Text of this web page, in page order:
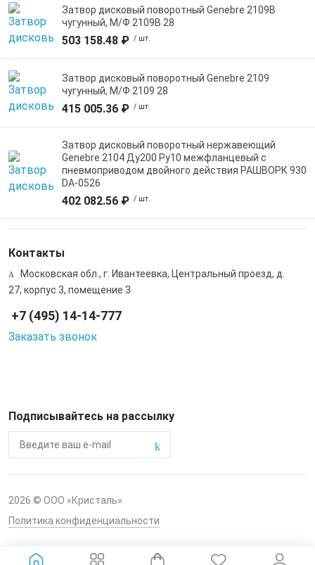
Затвор дисковый поворотный Genebre 2109B
чугунный, М/Ф 2109B 28
503 158.48 ₽ / шт.
Затвор дисковый поворотный Genebre 2109
чугунный, М/Ф 2109 28
415 005.36 ₽ / шт.
Затвор дисковый поворотный нержавеющий
Genebre 2104 Ду200 Ру10 межфланцевый с
пневмоприводом двойного действия РАШВОРК 930
DA-0526
402 082.56 ₽ / шт.
Контакты
Московская обл., г. Ивантеевка, Центральный проезд, д.
27, корпус 3, помещение 3
+7 (495) 14-14-777
Заказать звонок
Подписывайтесь на рассылку
2026 © ООО «Кристаль»
Политика конфиденциальности